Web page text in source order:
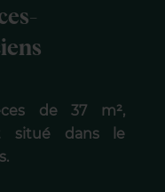
de 37 m²,
situé dans le